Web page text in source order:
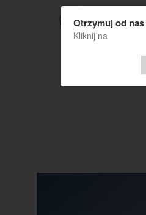
Otrzymuj od
Kliknij na